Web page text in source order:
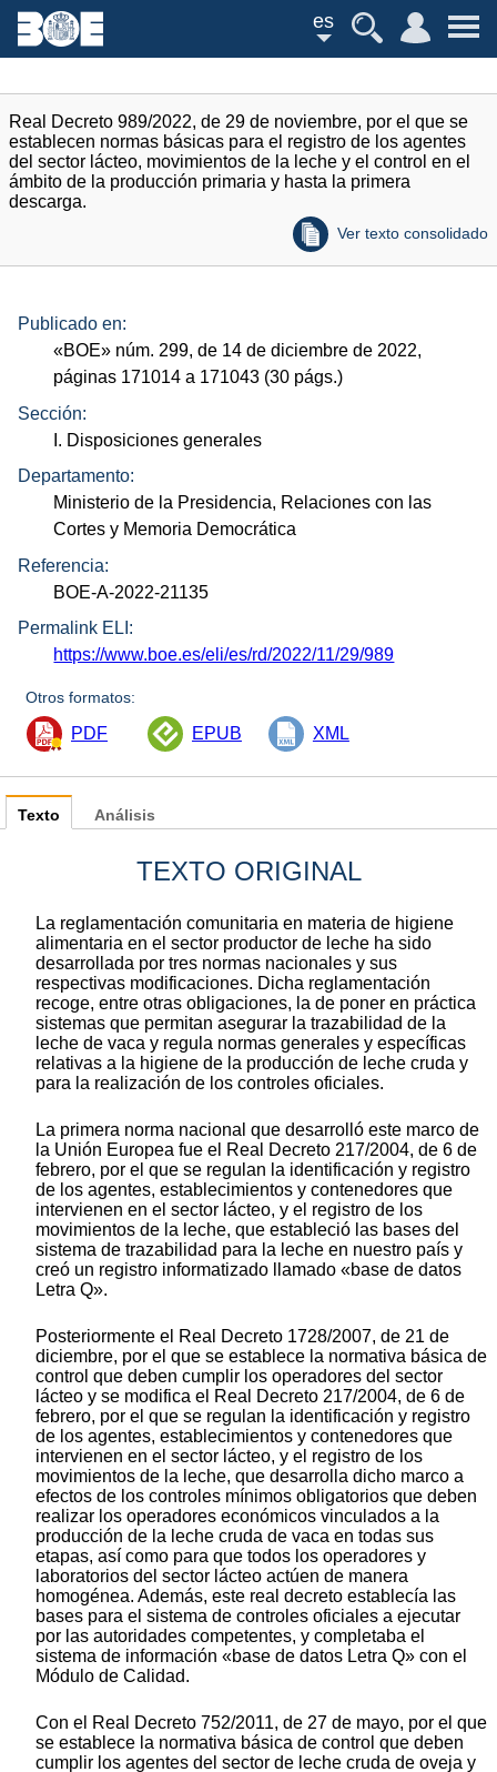
es
Real Decreto 989/2022, de 29 de noviembre, por el que se
establecen normas básicas para el registro de los agentes
del sector lácteo, movimientos de la leche y el control en el
ámbito de la producción primaria y hasta la primera
descarga.
Ver texto consolidado
Publicado en:
«BOE» núm. 299, de 14 de diciembre de 2022,
páginas 171014 a 171043 (30 págs.)
Sección:
I. Disposiciones generales
Departamento:
Ministerio de la Presidencia, Relaciones con las
Cortes y Memoria Democrática
Referencia:
BOE-A-2022-21135
Permalink ELI:
https://www.boe.es/eli/es/rd/2022/11/29/989
Otros formatos:
PDF EPUB XML
Texto
TEXTO ORIGINAL
La reglamentación comunitaria en materia de higiene
alimentaria en el sector productor de leche ha sido
desarrollada por tres normas nacionales y sus
respectivas modificaciones. Dicha reglamentación
recoge, entre otras obligaciones, la de poner en práctica
sistemas que permitan asegurar la trazabilidad de la
leche de vaca y regula normas generales y específicas
relativas a la higiene de la producción de leche cruda y
para la realización de los controles oficiales.
La primera norma nacional que desarrolló este marco de
la Unión Europea fue el Real Decreto 217/2004, de 6 de
febrero, por el que se regulan la identificación y registro
de los agentes, establecimientos y contenedores que
intervienen en el sector lácteo, y el registro de los
movimientos de la leche, que estableció las bases del
sistema de trazabilidad para la leche en nuestro país y
creó un registro informatizado llamado «base de datos
Letra Q».
Posteriormente el Real Decreto 1728/2007, de 21 de
diciembre, por el que se establece la normativa básica de
control que deben cumplir los operadores del sector
lácteo y se modifica el Real Decreto 217/2004, de 6 de
febrero, por el que se regulan la identificación y registro
de los agentes, establecimientos y contenedores que
intervienen en el sector lácteo, y el registro de los
movimientos de la leche, que desarrolla dicho marco a
efectos de los controles mínimos obligatorios que deben
realizar los operadores económicos vinculados a la
producción de la leche cruda de vaca en todas sus
etapas, así como para que todos los operadores y
laboratorios del sector lácteo actúen de manera
homogénea. Además, este real decreto establecía las
bases para el sistema de controles oficiales a ejecutar
por las autoridades competentes, y completaba el
sistema de información «base de datos Letra Q» con el
Módulo de Calidad.
Con el Real Decreto 752/2011, de 27 de mayo, por el que
se establece la normativa básica de control que deben
cumplir los agentes del sector de leche cruda de oveja y
Análisis